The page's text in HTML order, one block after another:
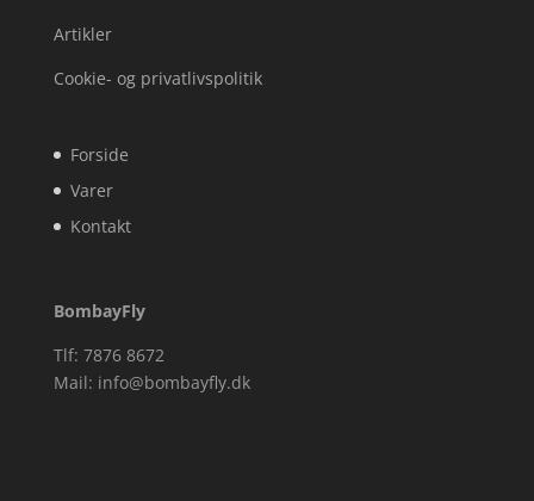
Artikler
Cookie- og privatlivspolitik
Forside
Varer
Kontakt
BombayFly
Tlf: 7876 8672
Mail: info@bombayfly.dk